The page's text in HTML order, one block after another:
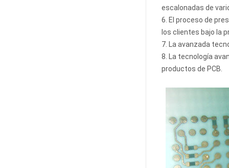
escalonadas de
6. El proceso de
los clientes bajo la
7. La avanzada
8. La tecnología
productos de PCB.